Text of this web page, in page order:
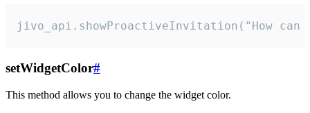
jivo_api.showProactiveInvitation("How
setWidgetColor#
This method allows you to change the widget color.